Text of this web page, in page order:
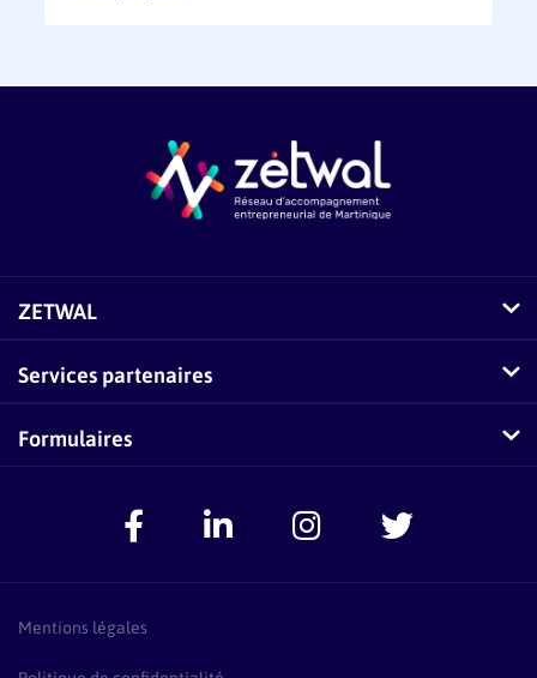
ZETWAL
Comment fonctionne Zetwal ?
Zetwal dans les médias
Espace Accompagnateurs
Services partenaires
Conseillers-Entreprises
Présentation Pass Créa
F.A.Q Pass Créa
Formulaires
Mentions légales